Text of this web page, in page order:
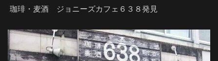
珈琲・麦酒 ジョニーズカフェ６３８発見